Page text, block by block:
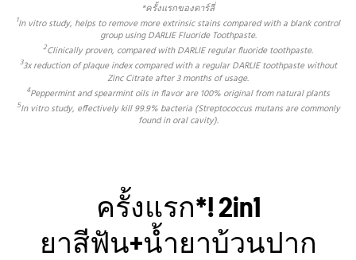
*ครั้งแรกของดาร์ลี่
1In vitro study, helps to remove more extrinsic stains compared with a blank control
group using DARLIE Fluoride Toothpaste.
2Clinically proven, compared with DARLIE regular fluoride toothpaste.
33x reduction of plaque index compared with a regular DARLIE toothpaste without
Zinc Citrate after 3 months of usage.
4Peppermint and spearmint oils in flavor are 100% original from natural plants
5In vitro study, effectively kill 99.9% bacteria (Streptococcus mutans are commonly
found in oral cavity).
ครั้งแรก*! 2in1
ยาสีฟัน+น้ำยาบ้วนปาก